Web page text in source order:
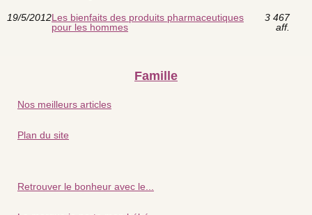
19/5/2012Les bienfaits des produits pharmaceutiques
pour les hommes
3 467
aff.
Famille
Nos meilleurs articles
Plan du site
Retrouver le bonheur avec le...